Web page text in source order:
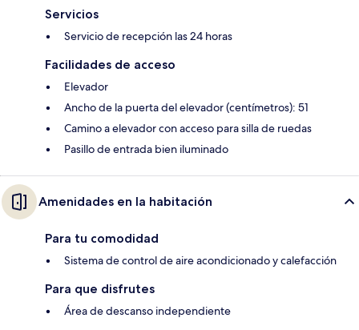
Servicios
Servicio de recepción las 24 horas
Facilidades de acceso
Elevador
Ancho de la puerta del elevador (centímetros): 51
Camino a elevador con acceso para silla de ruedas
Pasillo de entrada bien iluminado
Amenidades en la habitación
Para tu comodidad
Sistema de control de aire acondicionado y calefacción
Para que disfrutes
Área de descanso independiente